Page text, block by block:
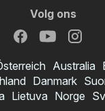
Volg ons
Australia
Danmark
Lietuva Norge